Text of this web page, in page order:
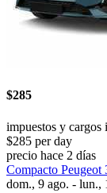
$285
impuestos y cargos
$285 per day
precio hace 2 días
Compacto Peugeot
dom., 9 ago. - lun.,